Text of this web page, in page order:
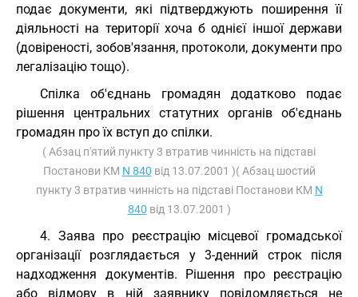
подає документи, які підтверджують поширення її
діяльності на території хоча б однієї іншої держави
(довіреності, зобов'язання, протоколи, документи про
легалізацію тощо).
Спілка об'єднань громадян додатково подає
рішення центральних статутних органів об'єднань
громадян про їх вступ до спілки.
( Абзац п'ятий пункту 3 втратив чинність на підставі
Постанови КМ N 840 від 13.07.2001 )( Абзац шостий
пункту 3 втратив чинність на підставі Постанови КМ N
840 від 13.07.2001 )
4. Заява про реєстрацію місцевої громадської
організації розглядається у 3-денний строк після
надходження документів. Рішення про реєстрацію
або відмову в ній заявнику повідомляється не